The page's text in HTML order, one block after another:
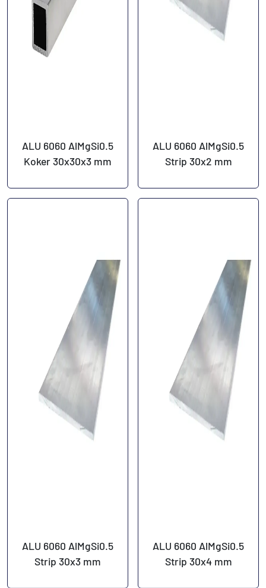
ALU 6060 AlMgSi0.5
Koker 30x30x3 mm
ALU 6060 AlMgSi0.5
Strip 30x2 mm
ALU 6060 AlMgSi0.5
Strip 30x3 mm
ALU 6060 AlMgSi0.5
Strip 30x4 mm